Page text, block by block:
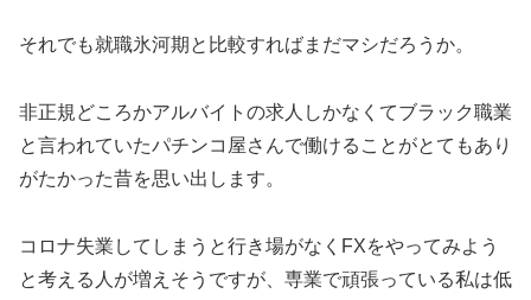
それでも就職氷河期と比較すればまだマシだろうか。
非正規どころかアルバイトの求人しかなくてブラック職業
と言われていたパチンコ屋さんで働けることがとてもあり
がたかった昔を思い出します。
コロナ失業してしまうと行き場がなくFXをやってみよう
と考える人が増えそうですが、専業で頑張っている私は低